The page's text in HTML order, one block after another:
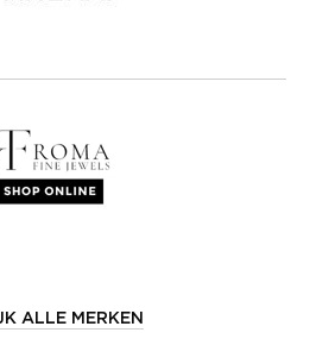
ALLE MERKEN